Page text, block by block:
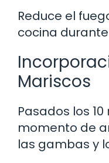
Reduce el
cocina durante
Mariscos
Pasados los
momento de
las gambas y